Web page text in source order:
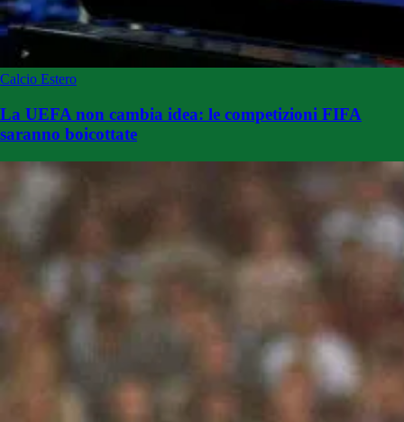
Calcio Estero
La UEFA non cambia idea: le competizioni FIFA
saranno boicottate